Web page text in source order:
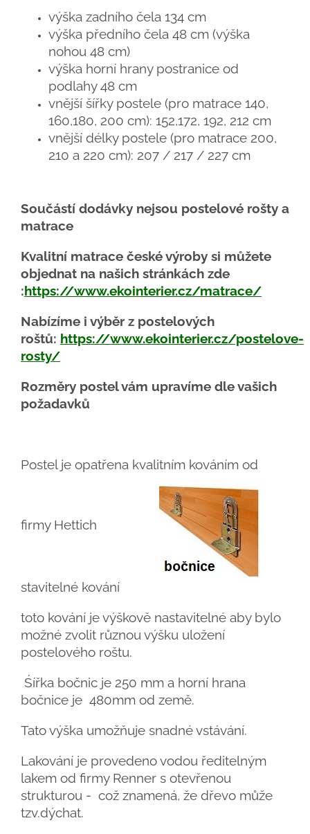
výška zadního čela 134 cm
výška předního čela 48 cm (výška
nohou 48 cm)
výška horní hrany postranice od
podlahy 48 cm
vnější šířky postele (pro matrace 140,
160,180, 200 cm): 152,172, 192, 212 cm
vnější délky postele (pro matrace 200,
210 a 220 cm): 207 / 217 / 227 cm
Součástí dodávky nejsou postelové rošty a
matrace
Kvalitní matrace české výroby si můžete
objednat na našich stránkách zde
:https://www.ekointerier.cz/matrace/
Nabízíme i výběr z postelových
roštů: https://www.ekointerier.cz/postelove-
rosty/
Rozměry postel vám upravíme dle vašich
požadavků
Postel je opatřena kvalitním kováním od
firmy Hettich
stavitelné kování
toto kování je výškově nastavitelné aby bylo
možné zvolit různou výšku uložení
postelového roštu.
Śířka bočnic je 250 mm a horní hrana
bočnice je 480mm od země.
Tato výška umožňuje snadné vstávání.
Lakování je provedeno vodou ředitelným
lakem od firmy Renner s otevřenou
strukturou - což znamená, že dřevo může
tzv.dýchat.